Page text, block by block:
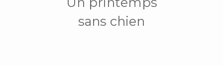
sans chien